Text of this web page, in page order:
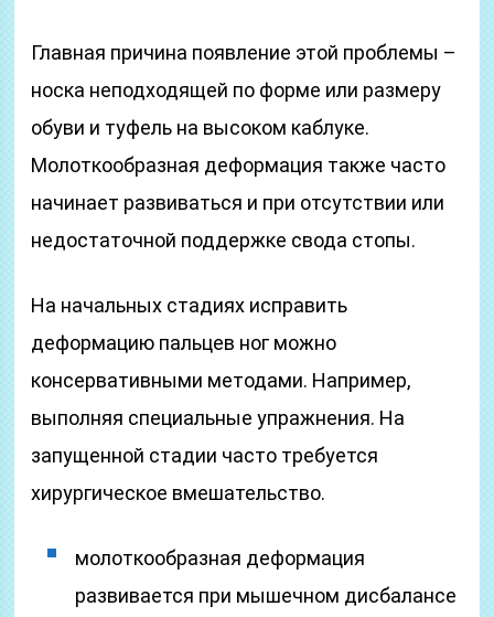
Главная причина появление этой проблемы –
носка неподходящей по форме или размеру
обуви и туфель на высоком каблуке.
Молоткообразная деформация также часто
начинает развиваться и при отсутствии или
недостаточной поддержке свода стопы.
На начальных стадиях исправить
деформацию пальцев ног можно
консервативными методами. Например,
выполняя специальные упражнения. На
запущенной стадии часто требуется
хирургическое вмешательство.
молоткообразная деформация
развивается при мышечном дисбалансе